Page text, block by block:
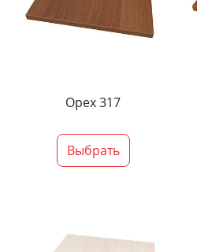
Орех 317
Выбрать